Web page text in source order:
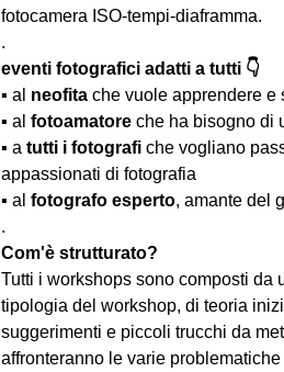
fotocamera ISO-tempi-diaframma.
.
eventi fotografici adatti a tutti 👇
▪️ al neofita che vuole apprendere e
▪️ al fotoamatore che ha bisogno di
▪️ a tutti i fotografi che vogliano
appassionati di fotografia
▪️ al fotografo esperto, amante del
.
Com'è strutturato?
Tutti i workshops sono composti da
tipologia del workshop, di teoria
suggerimenti e piccoli trucchi da
affronteranno le varie